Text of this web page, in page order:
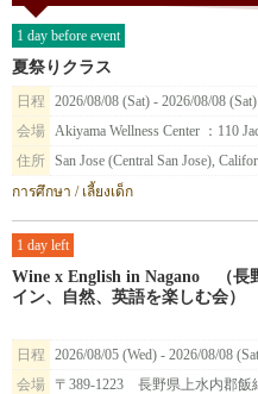
1 day before event
夏祭りクラス
日程
2026/08/08 (Sat) - 2026/08/08 (Sat)
会場 Akiyama Wellness Center ：110
住所 San Jose (Central San Jose),
การศึกษา / เลี้ยงเด็ก
1 day left
Wine x English in Nagano （長
イン、自然、英語を楽しむ会）
日程
2026/08/05 (Wed) - 2026/08/08
会場
〒389-1223 長野県上水内郡飯